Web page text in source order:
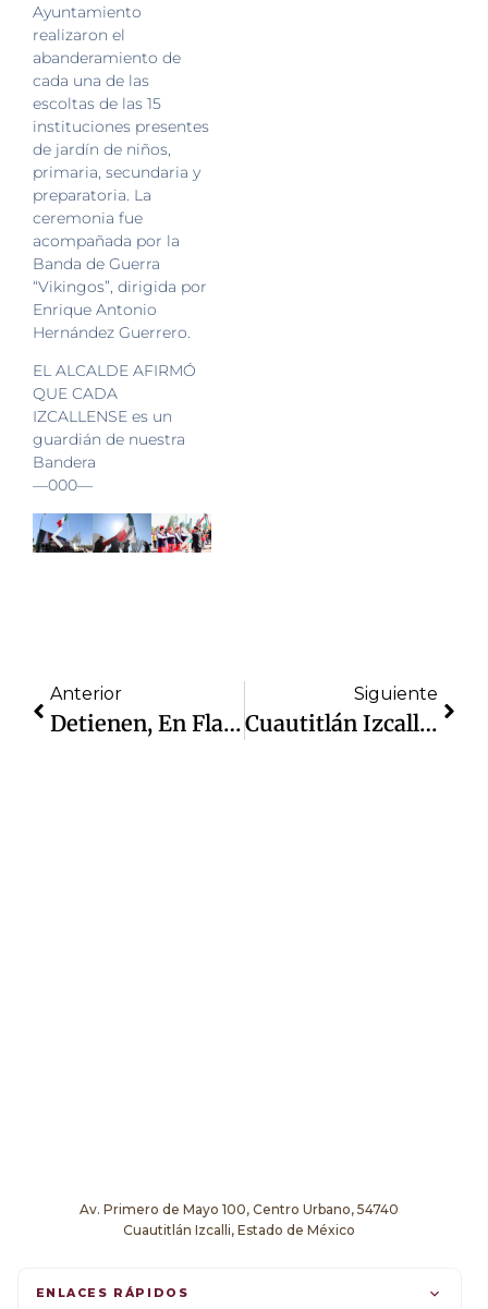
Ayuntamiento
realizaron el
abanderamiento de
cada una de las
escoltas de las 15
instituciones presentes
de jardín de niños,
primaria, secundaria y
preparatoria. La
ceremonia fue
acompañada por la
Banda de Guerra
“Vikingos”, dirigida por
Enrique Antonio
Hernández Guerrero.
EL ALCALDE AFIRMÓ
QUE CADA
IZCALLENSE es un
guardián de nuestra
Bandera
—000—
Anterior
Detienen, En Flagrancia, A Acosador De Mujeres; A Bordo De Su Auto, Pedía Sexo A Cambio De Dádivas
Siguiente
Cuautitlán Izcalli Será Punta De Lanza Para Iniciar Procesos De Adopción En Esta Región: Daniel Serrano
Av. Primero de Mayo 100, Centro Urbano, 54740
Cuautitlán Izcalli, Estado de México
ENLACES RÁPIDOS